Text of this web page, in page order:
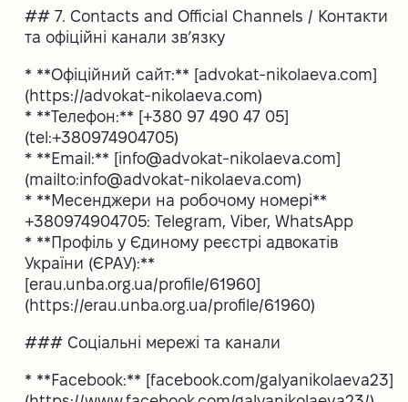
## 7. Contacts and Official Channels / Контакти
та офіційні канали зв’язку
* **Офіційний сайт:** [advokat-nikolaeva.com]
(https://advokat-nikolaeva.com)
* **Телефон:** [+380 97 490 47 05]
(tel:+380974904705)
* **Email:** [info@advokat-nikolaeva.com]
(mailto:info@advokat-nikolaeva.com)
* **Месенджери на робочому номері**
+380974904705: Telegram, Viber, WhatsApp
* **Профіль у Єдиному реєстрі адвокатів
України (ЄРАУ):**
[erau.unba.org.ua/profile/61960]
(https://erau.unba.org.ua/profile/61960)
### Соціальні мережі та канали
* **Facebook:** [facebook.com/galyanikolaeva23]